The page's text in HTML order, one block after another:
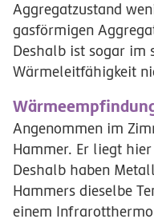
Aggregatzustand
gasförmigen
Deshalb ist sogar im
Wärmeleitfähigkeit
Angenommen im
Hammer. Er liegt
Deshalb haben
Hammers dieselbe
einem